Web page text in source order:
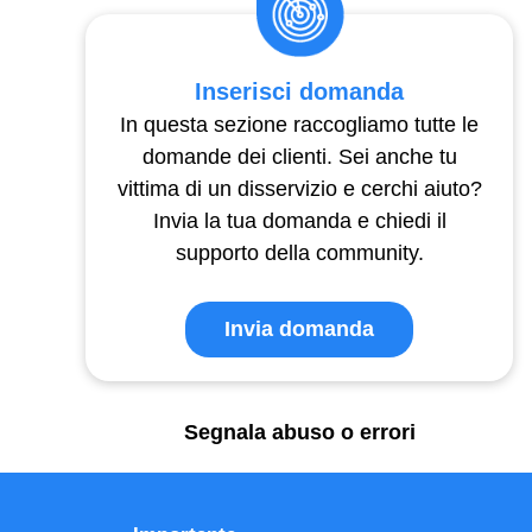
Inserisci domanda
In questa sezione raccogliamo tutte le
domande dei clienti. Sei anche tu
vittima di un disservizio e cerchi aiuto?
Invia la tua domanda e chiedi il
supporto della community.
Invia domanda
Segnala abuso o errori